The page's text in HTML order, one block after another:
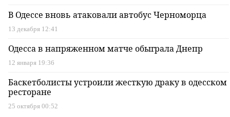
В Одессе вновь атаковали автобус Черноморца
13 декабря 12:41
Одесса в напряженном матче обыграла Днепр
12 января 19:36
Баскетболисты устроили жесткую драку в одесском
ресторане
25 октября 00:52